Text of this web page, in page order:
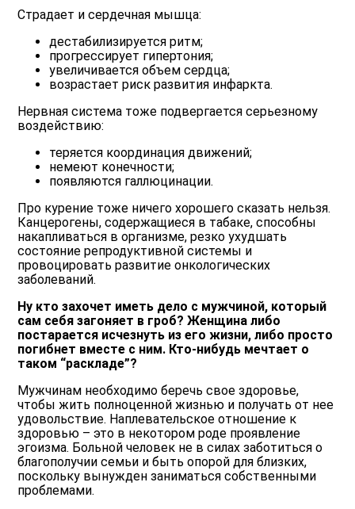
Страдает и сердечная мышца:
дестабилизируется ритм;
прогрессирует гипертония;
увеличивается объем сердца;
возрастает риск развития инфаркта.
Нервная система тоже подвергается серьезному
воздействию:
теряется координация движений;
немеют конечности;
появляются галлюцинации.
Про курение тоже ничего хорошего сказать нельзя.
Канцерогены, содержащиеся в табаке, способны
накапливаться в организме, резко ухудшать
состояние репродуктивной системы и
провоцировать развитие онкологических
заболеваний.
Ну кто захочет иметь дело с мужчиной, который
сам себя загоняет в гроб? Женщина либо
постарается исчезнуть из его жизни, либо просто
погибнет вместе с ним. Кто-нибудь мечтает о
таком “раскладе”?
Мужчинам необходимо беречь свое здоровье,
чтобы жить полноценной жизнью и получать от нее
удовольствие. Наплевательское отношение к
здоровью – это в некотором роде проявление
эгоизма. Больной человек не в силах заботиться о
благополучии семьи и быть опорой для близких,
поскольку вынужден заниматься собственными
проблемами.